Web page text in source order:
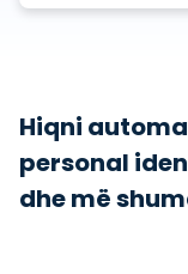
Hiqni
personal
dhe më